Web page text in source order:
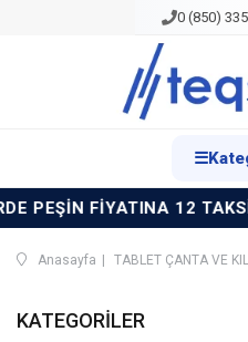
0 (850)
☰
12 TAKSİT FIRSATI
Anasayfa TABLET ÇANTA VE
KATEGORILER